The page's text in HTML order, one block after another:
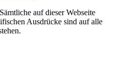
auf dieser Webseite
Ausdrücke sind auf alle